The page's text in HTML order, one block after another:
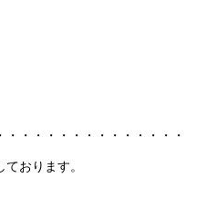
・・・・・・・・・・・・・・
おります。